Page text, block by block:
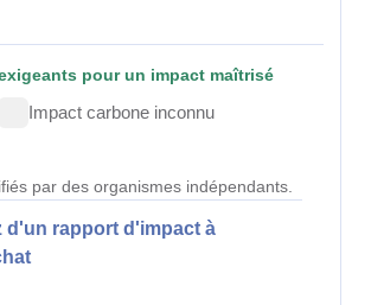
pour un impact maîtrisé
Impact carbone inconnu
par des organismes indépendants.
d'un rapport d'impact à